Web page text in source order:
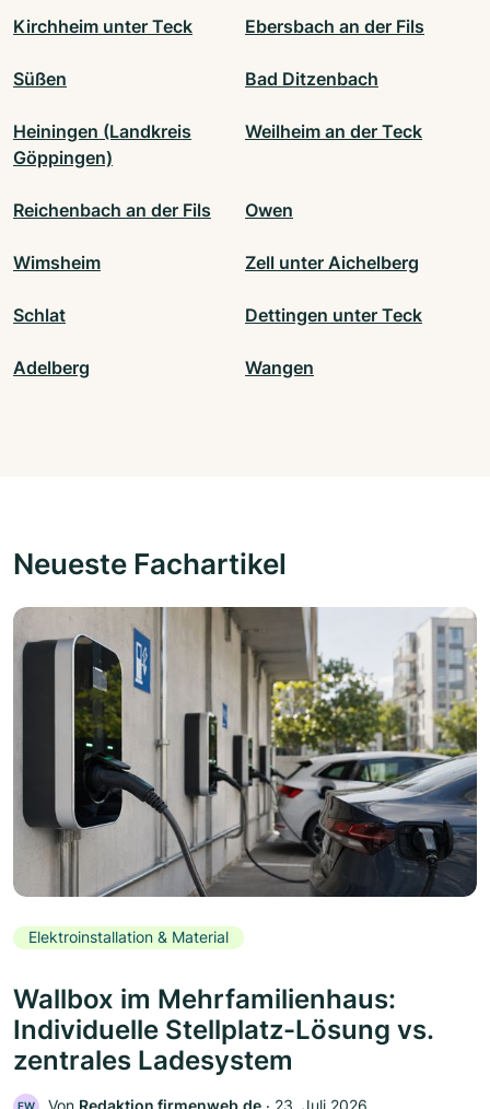
Kirchheim unter Teck Ebersbach an der Fils
Süßen Bad Ditzenbach
Heiningen (Landkreis
Göppingen)
Weilheim an der Teck
Reichenbach an der Fils Owen
Wimsheim Zell unter Aichelberg
Schlat Dettingen unter Teck
Adelberg Wangen
Neueste Fachartikel
Elektroinstallation & Material
Wallbox im Mehrfamilienhaus:
Individuelle Stellplatz-Lösung vs.
zentrales Ladesystem
FW Von Redaktion firmenweb.de ‧ 23. Juli 2026